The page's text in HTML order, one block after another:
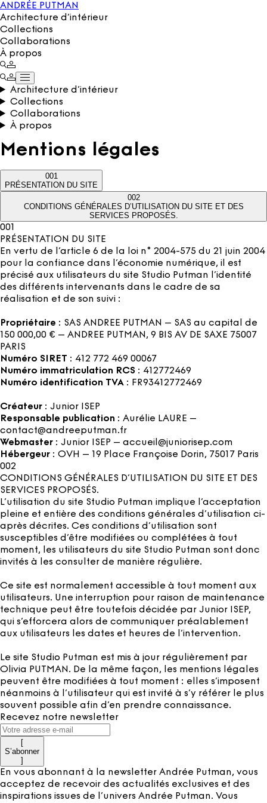
ANDRÉE PUTMAN
Architecture d’intérieur
Collections
Collaborations
À propos
Architecture d’intérieur
Collections
Collaborations
À propos
Mentions légales
001
PRÉSENTATION DU SITE
002
CONDITIONS GÉNÉRALES D’UTILISATION DU SITE ET DES
SERVICES PROPOSÉS.
001
PRÉSENTATION DU SITE
En vertu de l’article 6 de la loi n° 2004-575 du 21 juin 2004
pour la confiance dans l’économie numérique, il est
précisé aux utilisateurs du site Studio Putman l’identité
des différents intervenants dans le cadre de sa
réalisation et de son suivi :
Propriétaire : SAS ANDREE PUTMAN – SAS au capital de
150 000,00 € – ANDREE PUTMAN, 9 BIS AV DE SAXE 75007
PARIS
Numéro SIRET : 412 772 469 00067
Numéro immatriculation RCS : 412772469
Numéro identification TVA : FR93412772469
Créateur : Junior ISEP
Responsable publication : Aurélie LAURE –
contact@andreeputman.fr
Webmaster : Junior ISEP – accueil@juniorisep.com
Hébergeur : OVH – 19 Place Françoise Dorin, 75017 Paris
002
CONDITIONS GÉNÉRALES D’UTILISATION DU SITE ET DES
SERVICES PROPOSÉS.
L’utilisation du site Studio Putman implique l’acceptation
pleine et entière des conditions générales d’utilisation ci-
après décrites. Ces conditions d’utilisation sont
susceptibles d’être modifiées ou complétées à tout
moment, les utilisateurs du site Studio Putman sont donc
invités à les consulter de manière régulière.
Ce site est normalement accessible à tout moment aux
utilisateurs. Une interruption pour raison de maintenance
technique peut être toutefois décidée par Junior ISEP,
qui s’efforcera alors de communiquer préalablement
aux utilisateurs les dates et heures de l’intervention.
Le site Studio Putman est mis à jour régulièrement par
Olivia PUTMAN. De la même façon, les mentions légales
peuvent être modifiées à tout moment : elles s’imposent
néanmoins à l’utilisateur qui est invité à s’y référer le plus
souvent possible afin d’en prendre connaissance.
Recevez notre newsletter
[
S’abonner
]
En vous abonnant à la newsletter Andrée Putman, vous
acceptez de recevoir des actualités exclusives et des
inspirations issues de l’univers Andrée Putman. Vous